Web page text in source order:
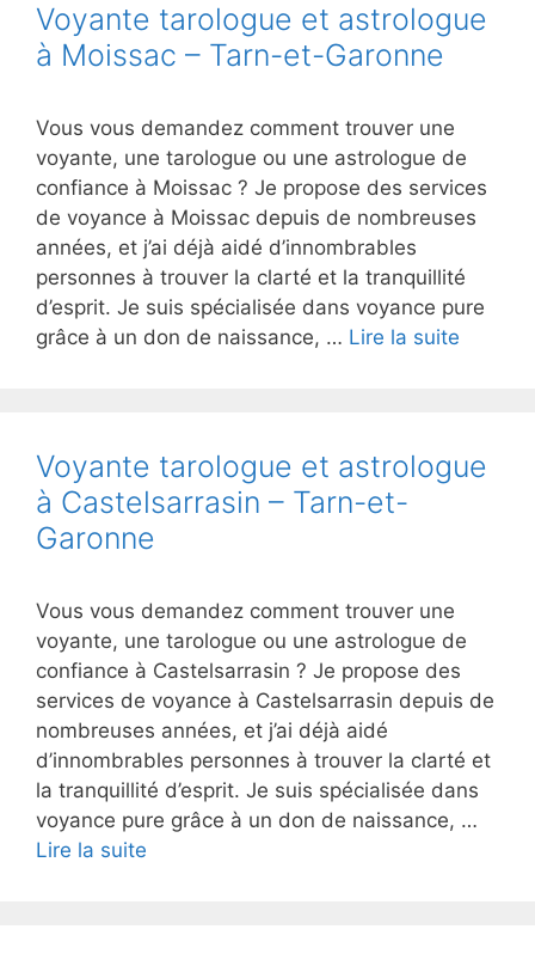
Voyante tarologue et astrologue
à Moissac – Tarn-et-Garonne
Vous vous demandez comment trouver une
voyante, une tarologue ou une astrologue de
confiance à Moissac ? Je propose des services
de voyance à Moissac depuis de nombreuses
années, et j’ai déjà aidé d’innombrables
personnes à trouver la clarté et la tranquillité
d’esprit. Je suis spécialisée dans voyance pure
grâce à un don de naissance, … Lire la suite
Voyante tarologue et astrologue
à Castelsarrasin – Tarn-et-
Garonne
Vous vous demandez comment trouver une
voyante, une tarologue ou une astrologue de
confiance à Castelsarrasin ? Je propose des
services de voyance à Castelsarrasin depuis de
nombreuses années, et j’ai déjà aidé
d’innombrables personnes à trouver la clarté et
la tranquillité d’esprit. Je suis spécialisée dans
voyance pure grâce à un don de naissance, …
Lire la suite